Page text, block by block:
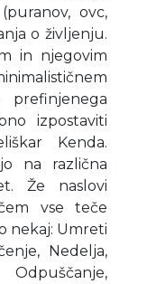
ovc,
o življenju.
in njegovim
izpostaviti
Kenda.
na različna
Že naslovi
vse teče
nekaj: Umreti
Nedelja,